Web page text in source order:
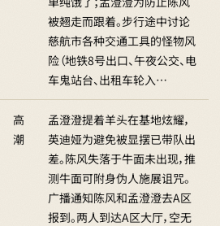
被翘走而跟着。步行途中讨论
慈航市各种交通工具的怪物风
险（地铁8号出口、午夜公交、电
车鬼站台、出租车轮入…
高
潮
孟澄澄提着羊头在基地炫耀，
英迪娅为避免被显摆已带队出
差。陈风失落于牛面未出现，推
测牛面可附身伪人施展诅咒。
广播通知陈风和孟澄澄去A区
报到。两人到达A区大厅，空无